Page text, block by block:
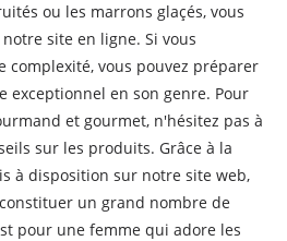
ou les marrons glaçés, vous
site en ligne. Si vous
complexité, vous pouvez préparer
exceptionnel en son genre. Pour
et gourmet, n'hésitez pas à
sur les produits. Grâce à la
à disposition sur notre site web,
un grand nombre de
pour une femme qui adore les